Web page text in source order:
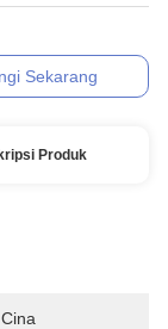
Sekarang
Produk